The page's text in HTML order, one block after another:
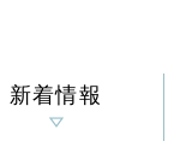
新着情報